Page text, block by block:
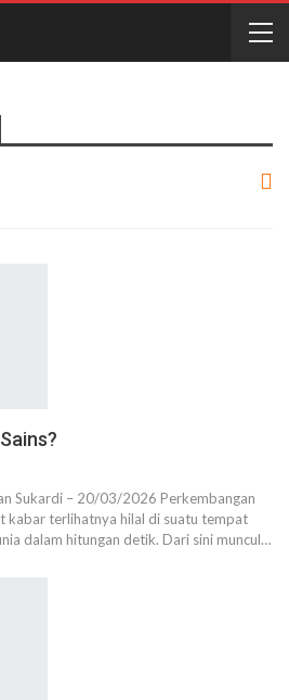
Sukardi – 20/03/2026 Perkembangan
kabar terlihatnya hilal di suatu tempat
dalam hitungan detik. Dari sini muncul…